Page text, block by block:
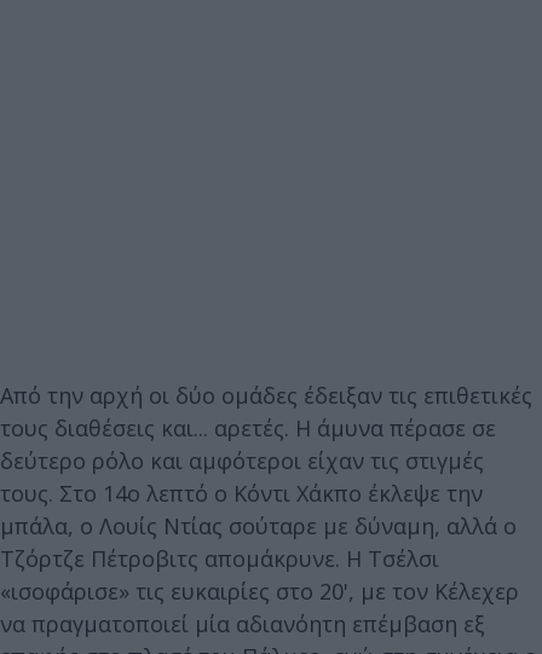
Από την αρχή οι δύο ομάδες έδειξαν τις επιθετικές
τους διαθέσεις και... αρετές. Η άμυνα πέρασε σε
δεύτερο ρόλο και αμφότεροι είχαν τις στιγμές
τους. Στο 14ο λεπτό ο Κόντι Χάκπο έκλεψε την
μπάλα, ο Λουίς Ντίας σούταρε με δύναμη, αλλά ο
Τζόρτζε Πέτροβιτς απομάκρυνε. Η Τσέλσι
«ισοφάρισε» τις ευκαιρίες στο 20', με τον Κέλεχερ
να πραγματοποιεί μία αδιανόητη επέμβαση εξ